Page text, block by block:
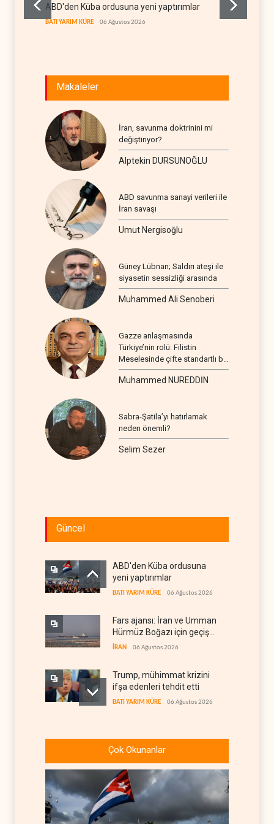
ABD'den Küba ordusuna yeni yaptırımlar
BATI YARIM KÜRE 06 Ağustos 2026
Makaleler
İran, savunma doktrinini mi
değiştiriyor?
Alptekin DURSUNOĞLU
ABD savunma sanayi verileri ile
İran savaşı
Umut Nergisoğlu
Güney Lübnan; Saldırı ateşi ile
siyasetin sessizliği arasında
Muhammed Ali Senoberi
Gazze anlaşmasında
Türkiye’nin rolü: Filistin
Meselesinde çifte standartlı bir
seyir
Muhammed NUREDDİN
Sabra-Şatila’yı hatırlamak
neden önemli?
Selim Sezer
Güncel
ABD'den Küba ordusuna
yeni yaptırımlar
BATI YARIM KÜRE 06 Ağustos 2026
Fars ajansı: İran ve Umman
Hürmüz Boğazı için geçiş
koridorlarında anlaştı
İRAN 06 Ağustos 2026
Trump, mühimmat krizini
ifşa edenleri tehdit etti
BATI YARIM KÜRE 06 Ağustos 2026
Şeria'da işgalci
yerleşimcilere cezasızlık
sağladı
İsrail, beyin göçünde rekora
koşuyor
İSRAİL 06 Ağustos 2026
Çok Okunanlar